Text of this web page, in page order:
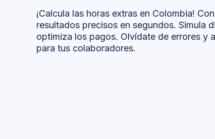
¡Calcula las horas extras en Colombia!
resultados precisos en segundos. Simula
optimiza los pagos. Olvídate de errores y
para tus colaboradores.